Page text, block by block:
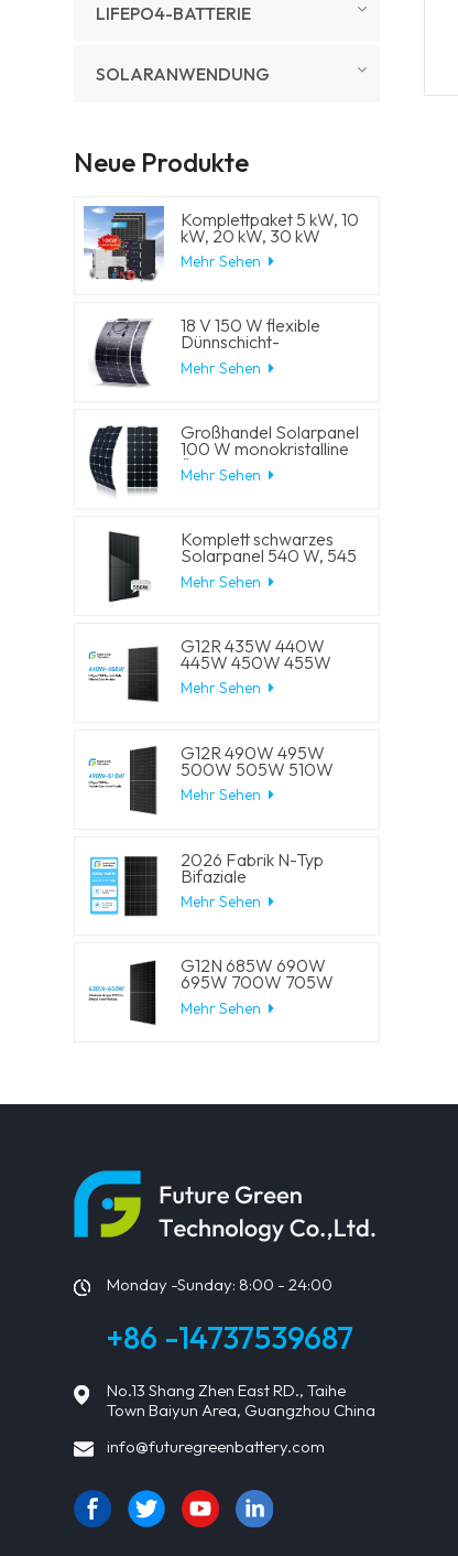
LIFEPO4-BATTERIE
SOLARANWENDUNG
Neue Produkte
Komplettpaket 5 kW, 10
kW, 20 kW, 30 kW
Hybrid-
Solarenergiesystem mit
Generator für
Wohnhäuser
Mehr Sehen
18 V 150 W flexible
Dünnschicht-
Solarmodule
Mehr Sehen
Großhandel Solarpanel
100 W monokristalline
flexible PV-
Solarmodule
Mehr Sehen
Komplett schwarzes
Solarpanel 540 W, 545
W, 550 W, 555 W,
Halbzellen-Solar-
Mehr Sehen
G12R 435W 440W
445W 450W 455W
210-182mm Solarzelle
Mono LECO N-Typ
Mehr Sehen
G12R 490W 495W
500W 505W 510W
210-182mm Solarzelle
Mono LECO N-Typ
Mehr Sehen
2026 Fabrik N-Typ
Bifaziale
Halbschnittzellen 570W
575W 580W 585W
Mehr Sehen
G12N 685W 690W
695W 700W 705W
210mm Solarzellen
Mono LECO N-Typ
Mehr Sehen
Monday -Sunday: 8:00 - 24:00
+86 -14737539687
No.13 Shang Zhen East RD., Taihe
Town Baiyun Area, Guangzhou China
info@futuregreenbattery.com